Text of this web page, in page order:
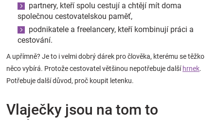
partnery, kteří spolu cestují a chtějí mít doma
společnou cestovatelskou paměť,
podnikatele a freelancery, kteří kombinují práci a
cestování.
A upřímně? Je to i velmi dobrý dárek pro člověka, kterému se těžko
něco vybírá. Protože cestovatel většinou nepotřebuje dalšíhrnek.
Potřebuje další důvod, proč koupit letenku.
Vlaječky jsou na tom to